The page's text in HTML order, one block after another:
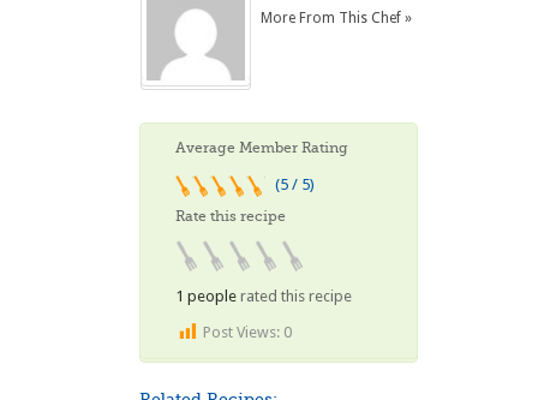
More From This Chef »
Average Member Rating
(5 / 5)
Rate this recipe
1 people rated this recipe
Post Views: 0